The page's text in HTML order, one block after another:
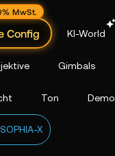
Config
MwSt.
KI-World
Gimbals
Ton Demo
SOPHIA-X